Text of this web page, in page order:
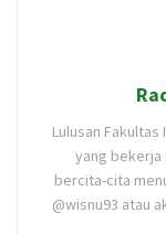
Lulusan
yang bekerja
bercita-cita
@wisnu93 atau